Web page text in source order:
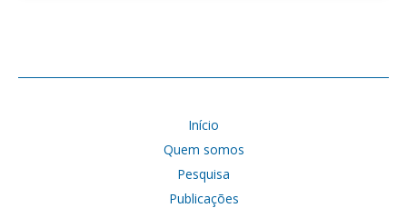
Início
Quem somos
Pesquisa
Publicações